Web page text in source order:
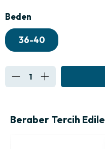
Beden
36-40
Beraber Tercih